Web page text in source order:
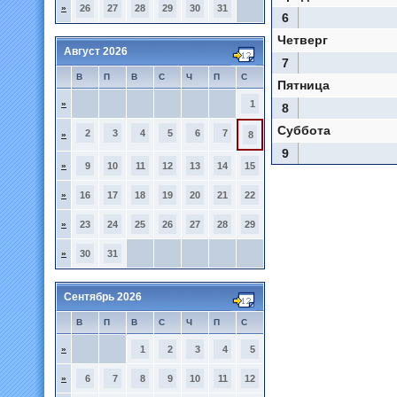
» 26 27 28 29 30 31
Август 2026
В П В С Ч П С
» 1
» 2 3 4 5 6 7 8
» 9 10 11 12 13 14 15
» 16 17 18 19 20 21 22
» 23 24 25 26 27 28 29
» 30 31
Сентябрь 2026
В П В С Ч П С
» 1 2 3 4 5
» 6 7 8 9 10 11 12
6
Четверг
7
Пятница
8
Суббота
9